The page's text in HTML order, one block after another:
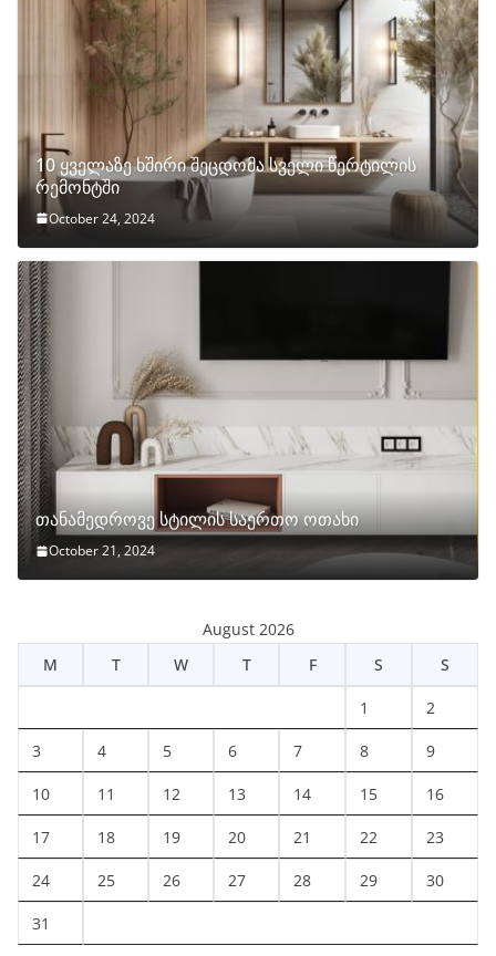
10 ყველაზე ხშირი შეცდომა სველი წერტილის
რემონტში
October 24, 2024
თანამედროვე სტილის საერთო ოთახი
October 21, 2024
August 2026
M
T W T F S S
1 2
3 4 5 6 7 8 9
10 11 12 13 14 15 16
17 18 19 20 21 22 23
24 25 26 27 28 29 30
31